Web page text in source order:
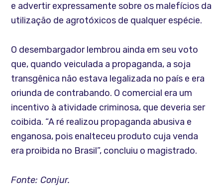
e advertir expressamente sobre os malefícios da
utilização de agrotóxicos de qualquer espécie.
O desembargador lembrou ainda em seu voto
que, quando veiculada a propaganda, a soja
transgênica não estava legalizada no país e era
oriunda de contrabando. O comercial era um
incentivo à atividade criminosa, que deveria ser
coibida. “A ré realizou propaganda abusiva e
enganosa, pois enalteceu produto cuja venda
era proibida no Brasil”, concluiu o magistrado.
Fonte: Conjur.